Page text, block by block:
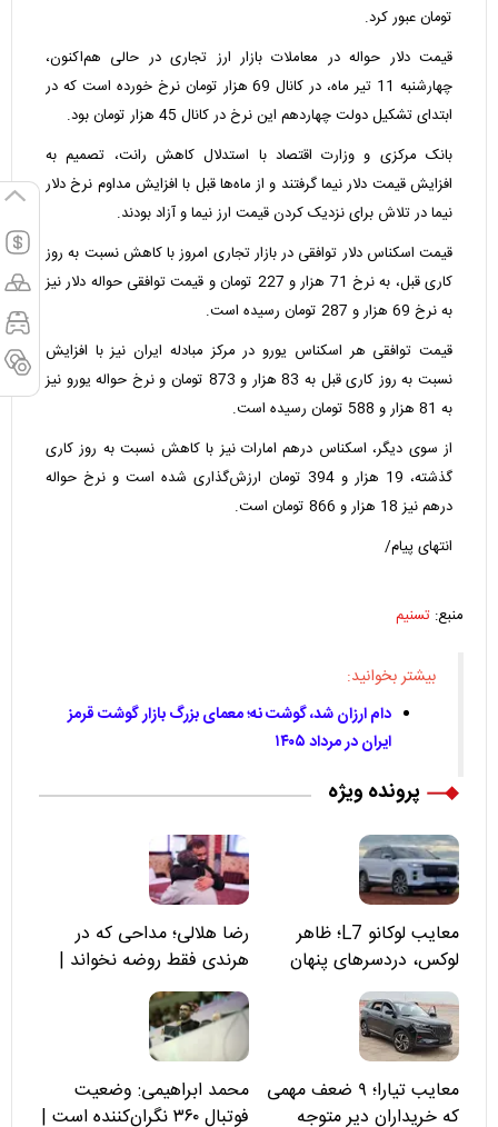
تومان عبور کرد.
قیمت دلار حواله در معاملات بازار ارز تجاری در حالی هم‌اکنون،
چهارشنبه 11 تیر ماه، در کانال 69 هزار تومان نرخ خورده است که در
ابتدای تشکیل دولت چهاردهم این نرخ در کانال 45 هزار تومان بود.
بانک مرکزی و وزارت اقتصاد با استدلال کاهش رانت، تصمیم به
افزایشقیمت دلارنیما گرفتند و از ماه‌ها قبل با افزایش مداوم نرخ دلار
نیما در تلاش برای نزدیک کردنقیمت ارزنیما و آزاد بودند.
قیمت اسکناس دلار توافقی در بازار تجاری امروز با کاهش نسبت به روز
کاری قبل، به نرخ 71 هزار و 227 تومان و قیمت توافقی حواله دلار نیز
به نرخ 69 هزار و 287 تومان رسیده است.
قیمت توافقی هر اسکناس یورو در مرکز مبادله ایران نیز با افزایش
نسبت به روز کاری قبل به 83 هزار و 873 تومان و نرخ حواله یورو نیز
به 81 هزار و 588 تومان رسیده است.
از سوی دیگر، اسکناس درهم امارات نیز با کاهش نسبت به روز کاری
گذشته، 19 هزار و 394 تومان ارزش‌گذاری شده است و نرخ حواله
درهم نیز 18 هزار و 866 تومان است.
انتهای پیام/
منبع: تسنیم
بیشتر بخوانید:
دام ارزان شد، گوشت نه؛ معمای بزرگ بازار گوشت قرمز
ایران در مرداد ۱۴۰۵
پرونده ویژه
معایب لوکانو L7؛ ظاهر
لوکس، دردسرهای پنهان
رضا هلالی؛ مداحی که در
هرندی فقط روضه نخواند |
مسئولان «تکیه‌گاه آقا مرتضی
علی(ع)» را جدی‌تر ببینند
معایب تیارا؛ ۹ ضعف مهمی
که خریداران دیر متوجه
محمد ابراهیمی: وضعیت
فوتبال ۳۶۰ نگران‌کننده است |